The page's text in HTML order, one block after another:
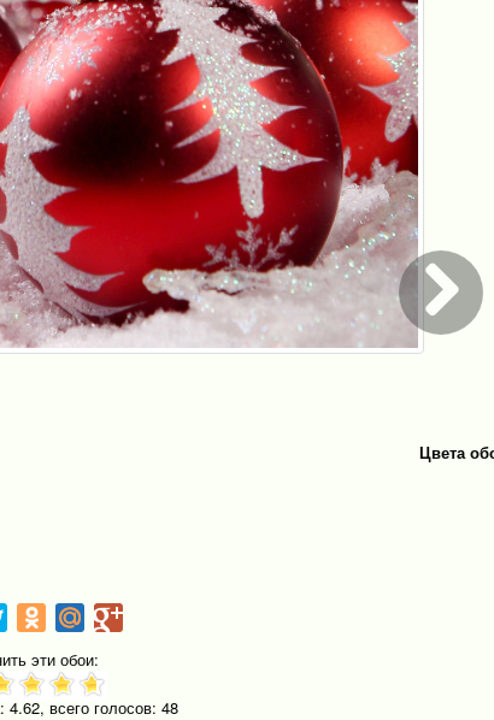
Цвета
эти обои:
4.62, всего голосов:48